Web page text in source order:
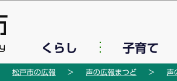
くらし 子育て
松戸市の広報 声の広報まつど 声